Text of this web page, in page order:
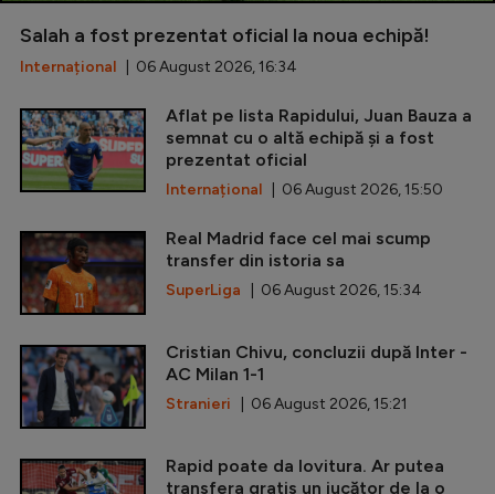
Salah a fost prezentat oficial la noua echipă!
Internațional | 06 August 2026, 16:34
Aflat pe lista Rapidului, Juan Bauza a
semnat cu o altă echipă și a fost
prezentat oficial
Internațional | 06 August 2026, 15:50
Real Madrid face cel mai scump
transfer din istoria sa
SuperLiga | 06 August 2026, 15:34
Cristian Chivu, concluzii după Inter -
AC Milan 1-1
Stranieri | 06 August 2026, 15:21
Rapid poate da lovitura. Ar putea
transfera gratis un jucător de la o